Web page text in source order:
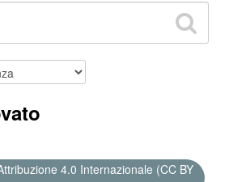
4.0 Internazionale (CC BY